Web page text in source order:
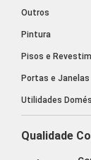
Outros
Pintura
Pisos e
Portas e Janelas
Utilidades
Qualidade